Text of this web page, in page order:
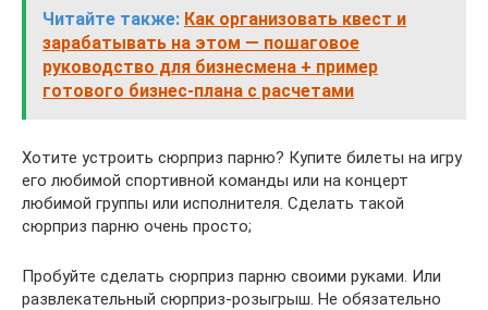
Читайте также: Как организовать квест и
зарабатывать на этом — пошаговое
руководство для бизнесмена + пример
готового бизнес-плана с расчетами
Хотите устроить сюрприз парню? Купите билеты на игру
его любимой спортивной команды или на концерт
любимой группы или исполнителя. Сделать такой
сюрприз парню очень просто;
Пробуйте сделать сюрприз парню своими руками. Или
развлекательный сюрприз-розыгрыш. Не обязательно